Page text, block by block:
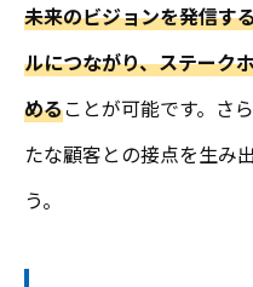
未来のビジョンを発信す
ルにつながり、ステーク
めることが可能です。さ
たな顧客との接点を生み
う。